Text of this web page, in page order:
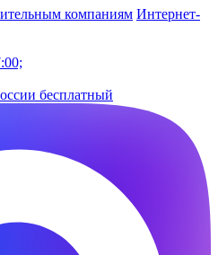
компаниям Интернет-
бесплатный